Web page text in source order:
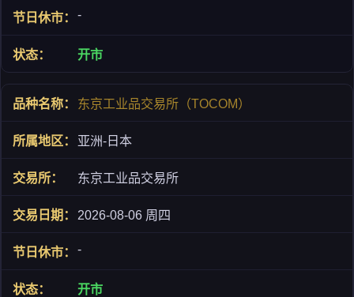
-
开市
东京工业品交易所（TOCOM）
亚洲-日本
东京工业品交易所
2026-08-06 周四
-
开市